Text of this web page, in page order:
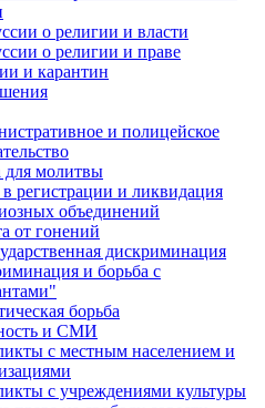
о религии и власти
о религии и праве
и карантин
и полицейское
для молитвы
регистрации и ликвидация
объединений
от гонений
дискриминация
и борьба с
борьба
и СМИ
с местным населением и
с учреждениями культуры